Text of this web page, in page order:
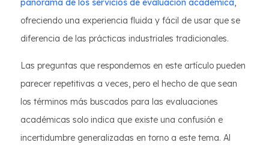
panorama de los servicios de evaluación académica,
ofreciendo una experiencia fluida y fácil de usar que se
diferencia de las prácticas industriales tradicionales.
Las preguntas que respondemos en este artículo pueden
parecer repetitivas a veces, pero el hecho de que sean
los términos más buscados para las evaluaciones
académicas solo indica que existe una confusión e
incertidumbre generalizadas en torno a este tema. Al